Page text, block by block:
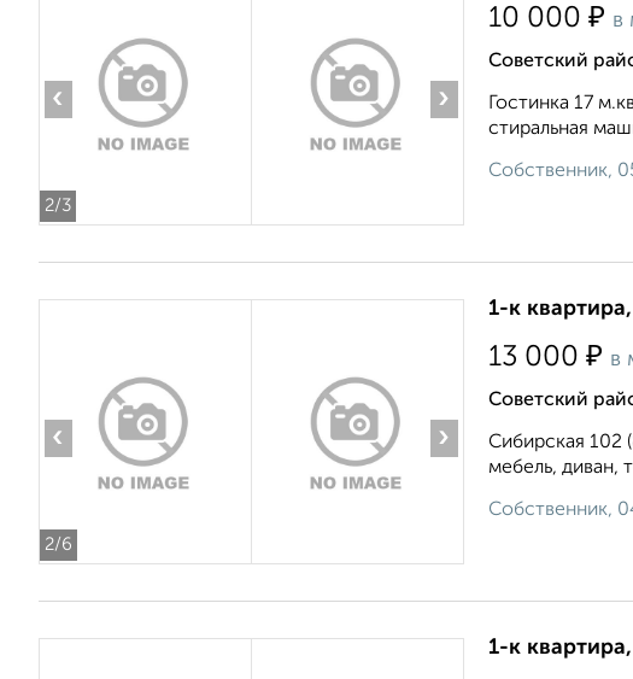
2/3
‹ ›
10 000 ₽ в
Советский
Гостинка 17
стиральная
Собственник,
2/6
‹ ›
1-к
13 000 ₽ в
Советский
Сибирская 102
мебель, диван,
Собственник,
1-к